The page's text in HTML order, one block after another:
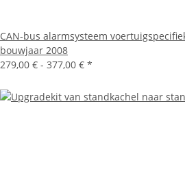
CAN-bus alarmsysteem
bouwjaar 2008
279,00 € - 377,00 € *